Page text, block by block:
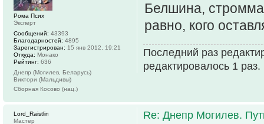
Белшина,
равно, кого
Последний раз
редактировалось 1 раз.
Рома Псих
Эксперт
Сообщений: 43393
Благодарностей: 4895
Зарегистрирован: 15 янв 2012, 19:21
Откуда: Монако
Рейтинг: 636
Днепр (Могилев, Беларусь)
Виктори (Мальдивы)
Сборная Косово (нац.)
Re: Днепр Могилев.
Lord_Raistlin
Мастер